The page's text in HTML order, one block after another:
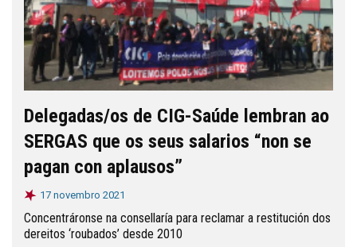
Delegadas/os de CIG-Saúde lembran ao
SERGAS que os seus salarios “non se
pagan con aplausos”
17 novembro 2021
Concentráronse na consellaría para reclamar a restitución dos
dereitos ‘roubados’ desde 2010